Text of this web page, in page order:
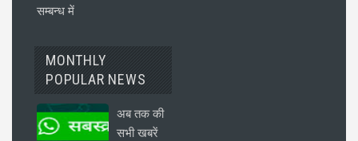
सम्बन्ध में
MONTHLY
POPULAR NEWS
अब तक की
सभी खबरें